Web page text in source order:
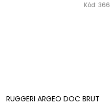
RUGGERI ARGEO DOC BRUT
Kód:366